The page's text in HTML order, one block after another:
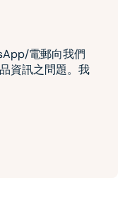
電郵向我們
資訊之問題。我